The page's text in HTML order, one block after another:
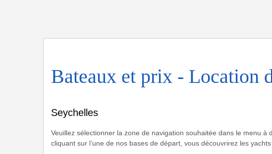
Bateaux et prix - Location
Seychelles
Veuillez sélectionner la zone de navigation souhaitée dans le menu
cliquant sur l’une de nos bases de départ, vous découvrirez les